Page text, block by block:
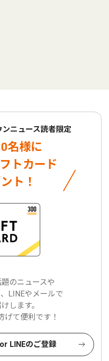
ニュース読者限定
名様に
トカード
ト！
のニュースや
LINEやメールで
します。
げて便利です！
LINEのご登録